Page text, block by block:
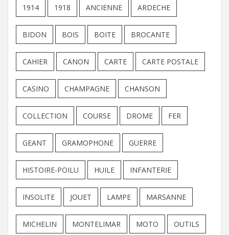
1914 1918 ANCIENNE ARDECHE
BIDON BOIS BOITE BROCANTE
CAHIER CANON CARTE CARTE POSTALE
CASINO CHAMPAGNE CHANSON
COLLECTION COURSE DROME FER
GEANT GRAMOPHONE GUERRE
HISTOIRE-POILU HUILE INFANTERIE
INSOLITE JOUET LAMPE MARSANNE
MICHELIN MONTELIMAR MOTO OUTILS